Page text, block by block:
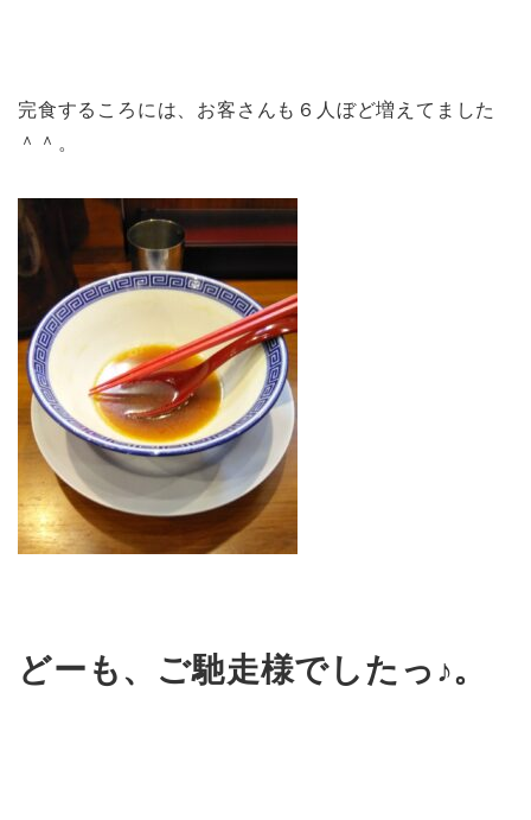
完食するころには、お客さんも６人ぼど増えてました
＾＾。
どーも、ご馳走様でしたっ♪。